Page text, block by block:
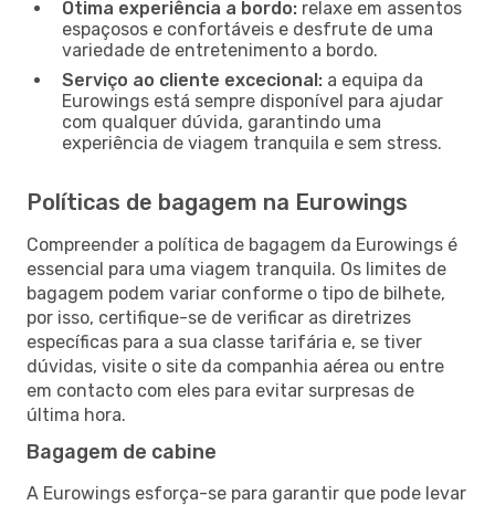
Ótima experiência a bordo: relaxe em assentos
espaçosos e confortáveis e desfrute de uma
variedade de entretenimento a bordo.
Serviço ao cliente excecional: a equipa da
Eurowings está sempre disponível para ajudar
com qualquer dúvida, garantindo uma
experiência de viagem tranquila e sem stress.
Políticas de bagagem na Eurowings
Compreender a política de bagagem da Eurowings é
essencial para uma viagem tranquila. Os limites de
bagagem podem variar conforme o tipo de bilhete,
por isso, certifique-se de verificar as diretrizes
específicas para a sua classe tarifária e, se tiver
dúvidas, visite o site da companhia aérea ou entre
em contacto com eles para evitar surpresas de
última hora.
Bagagem de cabine
A Eurowings esforça-se para garantir que pode levar